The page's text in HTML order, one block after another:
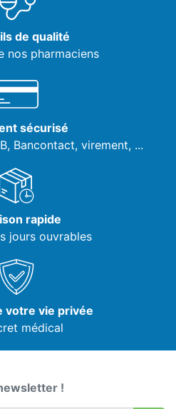
de qualité
nos pharmaciens
sécurisé
Bancontact, virement, ...
rapide
jours ouvrables
votre vie privée
médical
!